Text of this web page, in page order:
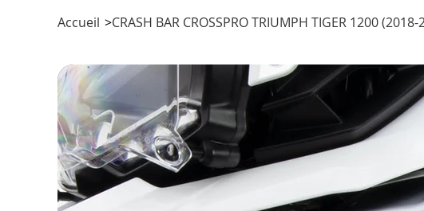
Accueil >CRASH BAR CROSSPRO TRIUMPH TIGER 1200 (2018-